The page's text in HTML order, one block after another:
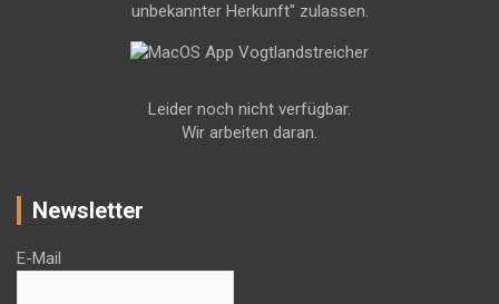
unbekannter Herkunft" zulassen.
Leider noch nicht verfügbar.
Wir arbeiten daran.
Newsletter
E-Mail